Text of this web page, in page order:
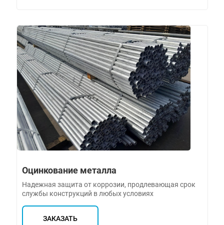
Оцинкование металла
Надежная защита от коррозии, продлевающая срок
службы конструкций в любых условиях
ЗАКАЗАТЬ